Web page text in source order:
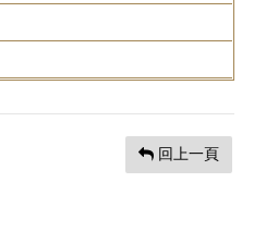
回上一頁